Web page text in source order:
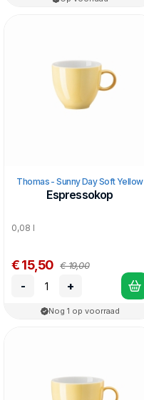
Thomas - Sunny Day Soft Yellow
Espressokop
0,08 l
€ 15,50 € 19,00
- +
Nog 1 op voorraad